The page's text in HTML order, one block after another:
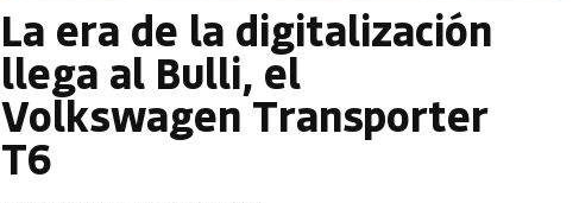
La era de la digitalización
llega al Bulli, el
Volkswagen Transporter
T6